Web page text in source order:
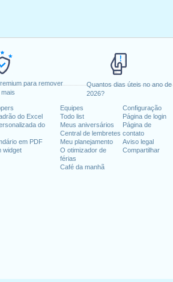
para remover
Quantos dias úteis no ano de
2026?
do Excel
do
em PDF
widget
Equipes
Todo list
Meus aniversários
Central de lembretes
Meu planejamento
O otimizador de
férias
Café da manhã
Configuração
Página de login
Página de
contato
Aviso legal
Compartilhar